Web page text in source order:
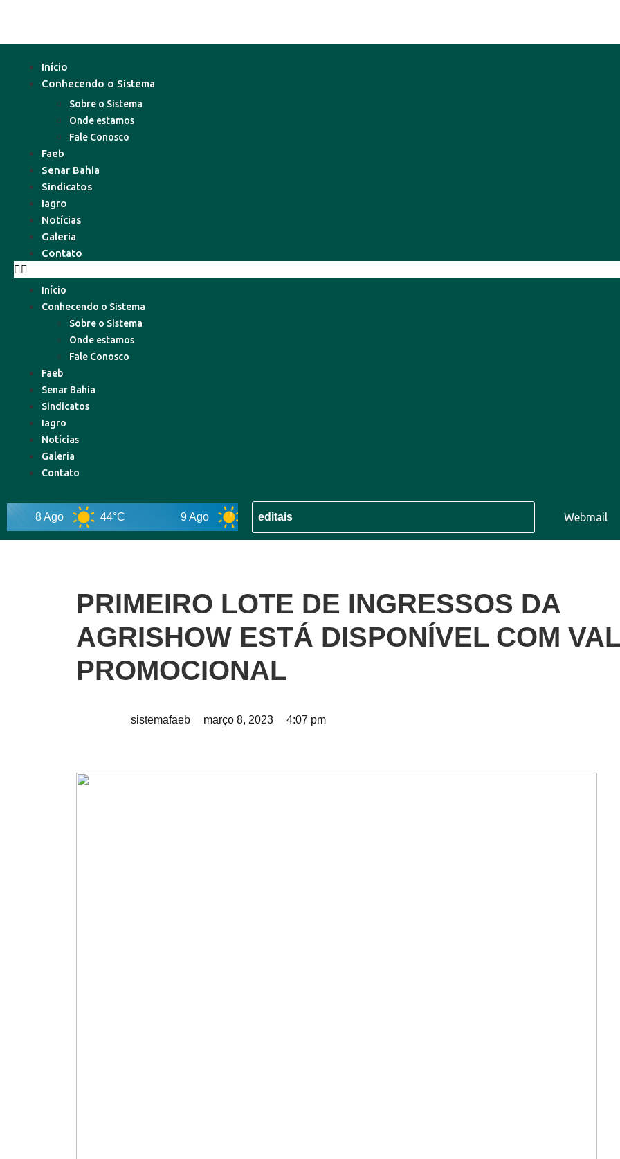
Início
Conhecendo o Sistema
Sobre o Sistema
Onde estamos
Fale Conosco
Faeb
Senar Bahia
Sindicatos
Iagro
Notícias
Galeria
Contato
Início
Conhecendo o Sistema
Sobre o Sistema
Onde estamos
Fale Conosco
Faeb
Senar Bahia
Sindicatos
Iagro
Notícias
Galeria
Contato
8 Ago 44°C 43°C 10 Ago 12 Ago
Webmail
PRIMEIRO LOTE DE INGRESSOS DA
AGRISHOW ESTÁ DISPONÍVEL COM
PROMOCIONAL
sistemafaeb março 8, 2023 4:07 pm